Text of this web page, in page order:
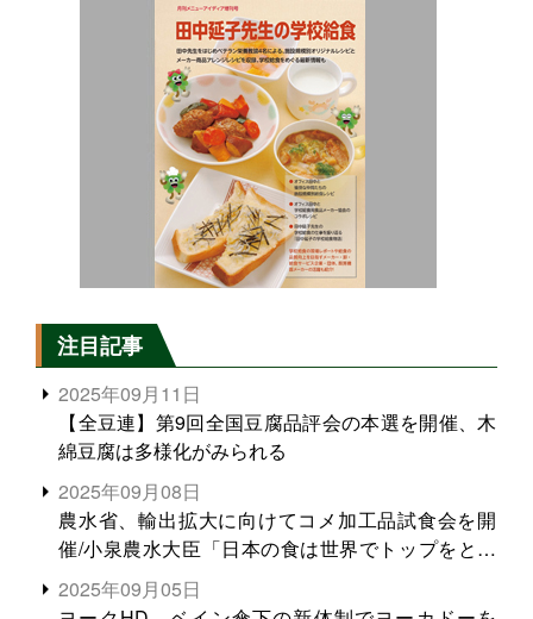
注目記事
2025年09月11日
【全豆連】第9回全国豆腐品評会の本選を開催、木
綿豆腐は多様化がみられる
2025年09月08日
農水省、輸出拡大に向けてコメ加工品試食会を開
催/小泉農水大臣「日本の食は世界でトップをとれ
る。米増産に向けて、米輸出需要の拡大を」
2025年09月05日